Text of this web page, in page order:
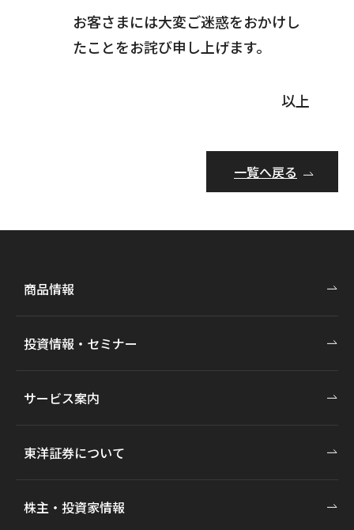
お客さまには大変ご迷惑をおかけし
たことをお詫び申し上げます。
以上
一覧へ戻る
商品情報
投資情報・セミナー
サービス案内
東洋証券について
株主・投資家情報